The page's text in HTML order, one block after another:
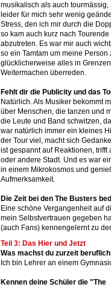
musikalisch als auch
leider für mich sehr wenig
Stress, den ich mir durch die
so kam auch kurz nach
abzutreten. Es war mir auch
so ein Tamtam um meine
glücklicherweise alles in
Weitermachen überreden.
Fehlt dir die Publicity und das
Natürlich. Als Musiker bekommt
über Menschen, die tanzen und
die Leute und Band schwitzen,
war natürlich immer ein kleines
der Tour viel, macht sich
ist gespannt auf Reaktionen,
oder andere Stadt. Und es war
in einem Mikrokosmos und
Aufmerksamkeit.
Die Zeit bei den The Busters
Eine schöne Vergangenheit auf
mein Selbstvertrauen gegeben
(auch Fans) kennengelernt zu
Teil 3: Das Hier und Jetzt
Was machst du zurzeit
Ich bin Lehrer an einem
Kennen deine Schüler die "The